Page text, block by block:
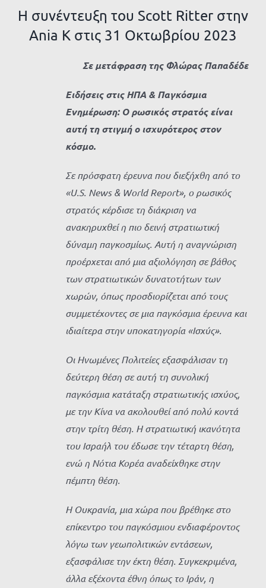
Η συνέντευξη του Scott Ritter στην
Ania K στις 31 Οκτωβρίου 2023
Σε μετάφραση της Φλώρας Παπαδέδε
Ειδήσεις στις ΗΠΑ & Παγκόσμια
Ενημέρωση: Ο ρωσικός στρατός είναι
αυτή τη στιγμή ο ισχυρότερος στον
κόσμο.
Σε πρόσφατη έρευνα που διεξήχθη από το
«U.S. News & World Report», ο ρωσικός
στρατός κέρδισε τη διάκριση να
ανακηρυχθεί η πιο δεινή στρατιωτική
δύναμη παγκοσμίως. Αυτή η αναγνώριση
προέρχεται από μια αξιολόγηση σε βάθος
των στρατιωτικών δυνατοτήτων των
χωρών, όπως προσδιορίζεται από τους
συμμετέχοντες σε μια παγκόσμια έρευνα και
ιδιαίτερα στην υποκατηγορία «Ισχύς».
Οι Ηνωμένες Πολιτείες εξασφάλισαν τη
δεύτερη θέση σε αυτή τη συνολική
παγκόσμια κατάταξη στρατιωτικής ισχύος,
με την Κίνα να ακολουθεί από πολύ κοντά
στην τρίτη θέση. Η στρατιωτική ικανότητα
του Ισραήλ του έδωσε την τέταρτη θέση,
ενώ η Νότια Κορέα αναδείχθηκε στην
πέμπτη θέση.
Η Ουκρανία, μια χώρα που βρέθηκε στο
επίκεντρο του παγκόσμιου ενδιαφέροντος
λόγω των γεωπολιτικών εντάσεων,
εξασφάλισε την έκτη θέση. Συγκεκριμένα,
άλλα εξέχοντα έθνη όπως το Ιράν, η